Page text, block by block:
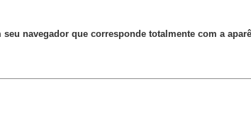
navegador que corresponde totalmente com a